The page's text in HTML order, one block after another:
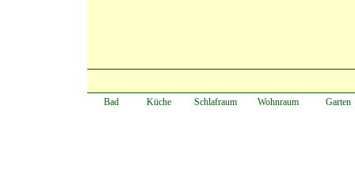
Bad Küche Schlafraum Wohnraum Garten